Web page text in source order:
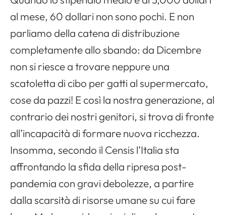
al mese, 60 dollari non sono pochi. E non
parliamo della catena di distribuzione
completamente allo sbando: da Dicembre
non si riesce a trovare neppure una
scatoletta di cibo per gatti al supermercato,
cose da pazzi! E così la nostra generazione, al
contrario dei nostri genitori, si trova di fronte
all’incapacità di formare nuova ricchezza.
Insomma, secondo il Censis l’Italia sta
affrontando la sfida della ripresa post-
pandemia con gravi debolezze, a partire
dalla scarsità di risorse umane su cui fare